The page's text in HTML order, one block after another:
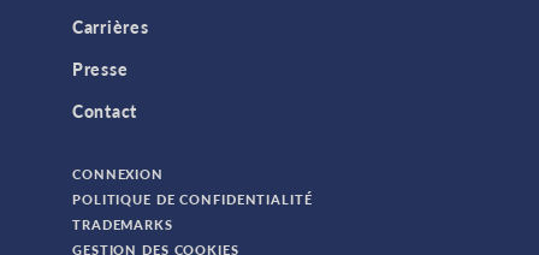
Carrières
Presse
Contact
CONNEXION
POLITIQUE DE CONFIDENTIALITÉ
TRADEMARKS
GESTION DES COOKIES